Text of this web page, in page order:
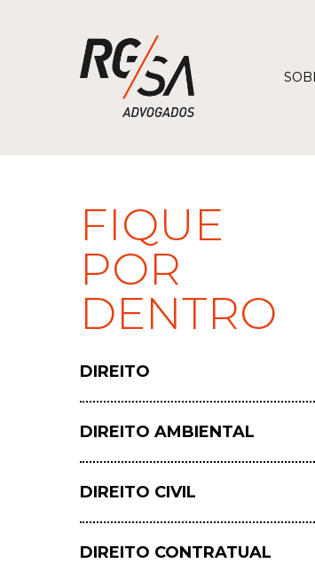
Hit enter to search or
FIQUE
POR
DENTRO
DIREITO
DIREITO AMBIENTAL
DIREITO CIVIL
DIREITO CONTRATUAL